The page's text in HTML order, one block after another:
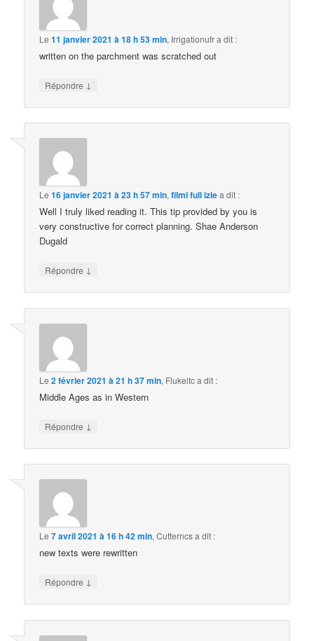
Le11 janvier 2021 à 18 h 53 min, Irrigationufra dit :
written on the parchment was scratched out
Répondre ↓
Le16 janvier 2021 à 23 h 57 min,filmi full izlea dit :
Well I truly liked reading it. This tip provided by you is
very constructive for correct planning. Shae Anderson
Dugald
Répondre ↓
Le2 février 2021 à 21 h 37 min, Flukeltca dit :
Middle Ages as in Western
Répondre ↓
Le7 avril 2021 à 16 h 42 min,Cutterncsa dit :
new texts were rewritten
Répondre ↓